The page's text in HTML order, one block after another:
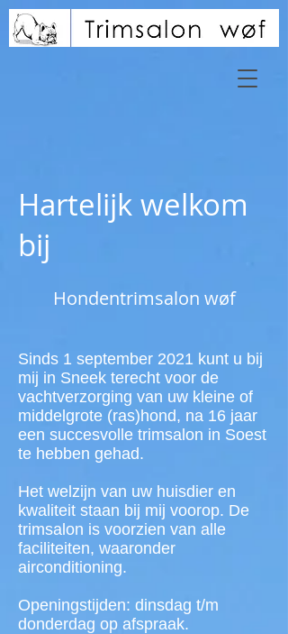
Hartelijk welkom
bij
Hondentrimsalon wøf
Sinds 1 september 2021 kunt u bij
mij in Sneek terecht voor de
vachtverzorging van uw kleine of
middelgrote (ras)hond, na 16 jaar
een succesvolle trimsalon in Soest
te hebben gehad.
Het welzijn van uw huisdier en
kwaliteit staan bij mij voorop. De
trimsalon is voorzien van alle
faciliteiten, waaronder
airconditioning.
Openingstijden: dinsdag t/m
donderdag op afspraak.